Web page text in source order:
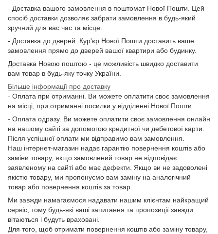
- Доставка вашого замовлення в поштомат Нової Пошти. Цей
спосіб доставки дозволяє забрати замовлення в будь-який
зручний для вас час та місце.
- Доставка до дверей. Кур'єр Нової Пошти доставить ваше
замовлення прямо до дверей вашої квартири або будинку.
Доставка Новою поштою - це можливість швидко доставити
вам товар в будь-яку точку України.
Більше інформації про доставку
- Оплата при отриманні. Ви можете оплатити своє замовлення
на місці, при отриманні посилки у відділенні Нової Пошти.
- Оплата одразу. Ви можете оплатити своє замовлення онлайн
на нашому сайті за допомогою кредитної чи дебетової карти.
Після успішної оплати ми відправимо вам замовлення.
Наш інтернет-магазин надає гарантію повернення коштів або
заміни товару, якщо замовлений товар не відповідає
заявленому на сайті або має дефекти. Якщо ви не задоволені
якістю товару, ми пропонуємо вам заміну на аналогічний
товар або повернення коштів за товар.
Ми завжди намагаємося надавати нашим клієнтам найкращий
сервіс, тому будь-які ваші запитання та пропозиції завжди
вітаються і будуть враховані.
Для того, щоб отримати повернення коштів або заміну товару,